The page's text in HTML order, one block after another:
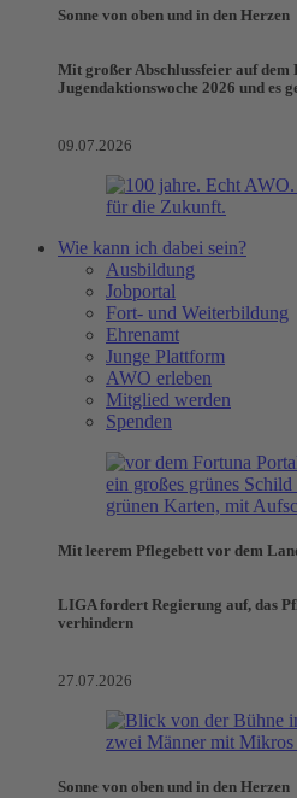
Sonne von oben und in den Herzen
Mit großer Abschlussfeier auf dem
Jugendaktionswoche 2026 und es
09.07.2026
Wie kann ich dabei sein?
Ausbildung
Jobportal
Fort- und Weiterbildung
Ehrenamt
Junge Plattform
AWO erleben
Mitglied werden
Spenden
Mit leerem Pflegebett vor dem
LIGA fordert Regierung auf, das
verhindern
27.07.2026
Sonne von oben und in den Herzen